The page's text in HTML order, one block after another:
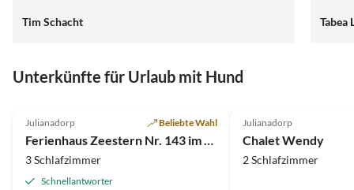
dennoch in einem sehr guten Zustand. Wir würden
Tim Schacht Tabea
Unterkünfte für Urlaub mit Hund
Julianadorp Beliebte Wahl
Ferienhaus Zeestern Nr. 143 im Ferienpark Strandslag
3 Schlafzimmer
Schnellantworter
Julianadorp
Chalet Wendy
2 Schlafzimmer